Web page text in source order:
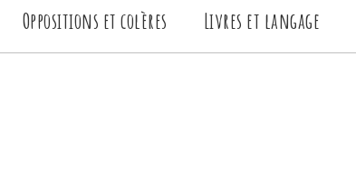
Oppositions et colères Livres et langage